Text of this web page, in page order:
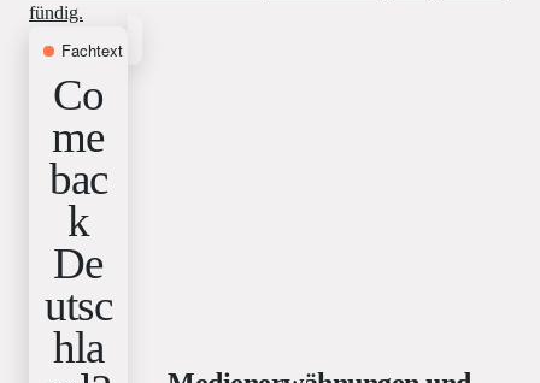
fündig.
Fachtext
Co
me
bac
k
De
utsc
hla